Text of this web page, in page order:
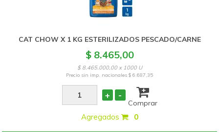
CAT CHOW X 1 KG ESTERILIZADOS PESCADO/CARNE
$ 8.465,00
$ 8.465.000,00 x 1000 U
Precio sin imp. nacionales$ 6.687,35
+ -
Comprar
Agregados : 0